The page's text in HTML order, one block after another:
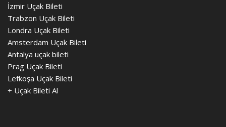
İzmir Uçak Bileti
Trabzon Uçak Bileti
Londra Uçak Bileti
Amsterdam Uçak Bileti
Antalya uçak bileti
Prag Uçak Bileti
Lefkoşa Uçak Bileti
+ Uçak Bileti Al